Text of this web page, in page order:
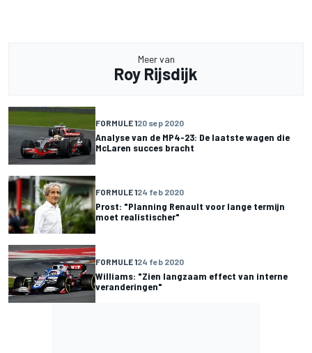
Meer van
Roy Rijsdijk
FORMULE 120 sep 2020
Analyse van de MP4-23: De laatste wagen die
McLaren succes bracht
FORMULE 124 feb 2020
Prost: "Planning Renault voor lange termijn
moet realistischer"
FORMULE 124 feb 2020
Williams: "Zien langzaam effect van interne
veranderingen"